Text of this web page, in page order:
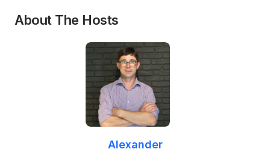
About The Hosts
Alexander